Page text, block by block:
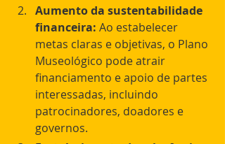
Aumento da sustentabilidade
financeira: Ao estabelecer
metas claras e objetivas, o Plano
Museológico pode atrair
financiamento e apoio de partes
interessadas, incluindo
patrocinadores, doadores e
governos.